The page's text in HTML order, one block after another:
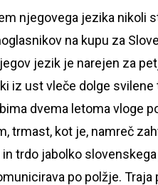
njegovega jezika nikoli
na kupu za
jezik je narejen za
iz ust vleče dolge svilene
dvema letoma vloge
trmast, kot je, namreč
trdo jabolko
po polžje.